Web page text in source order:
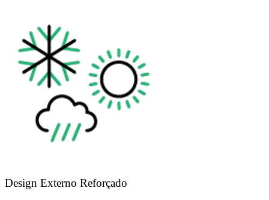
Design Externo Reforçado